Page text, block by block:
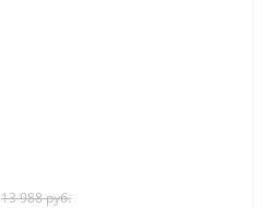
13 988 руб.